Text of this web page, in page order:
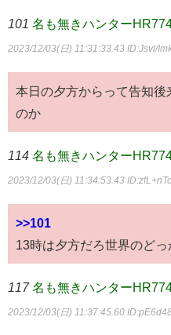
101 名も無きハンター
2023/12/03(日) 11:31:33.43 ID:Jsvl/
本日の夕方からって告知
のか
114 名も無きハンター
2023/12/03(日) 11:34:53.43
>>101
13時は夕方だろ世界のどっ
117 名も無きハンター
2023/12/03(日) 11:37:45.60